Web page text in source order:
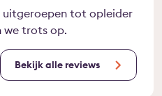
uitgeroepen tot opleider
we trots op.
Bekijk alle reviews